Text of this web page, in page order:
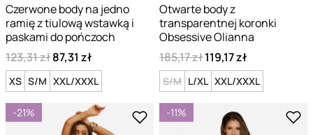
Czerwone body na jedno
ramię z tiulową wstawką i
paskami do pończoch
123,31 zł87,31 zł
XS S/M XXL/XXXL
Otwarte body z
transparentnej koronki
Obsessive Olianna
185,17 zł119,17 zł
S/M L/XL XXL/XXXL
-21% -11%